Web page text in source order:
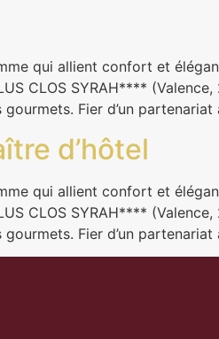
qui allient confort et
CLOS SYRAH****
Fier d’un
d’hôtel
qui allient confort et
CLOS SYRAH****
Fier d’un